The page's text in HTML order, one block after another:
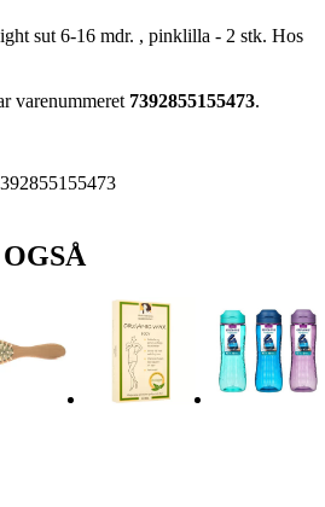
sut 6-16 mdr. , pinklilla - 2 stk. Hos
varenummeret 7392855155473.